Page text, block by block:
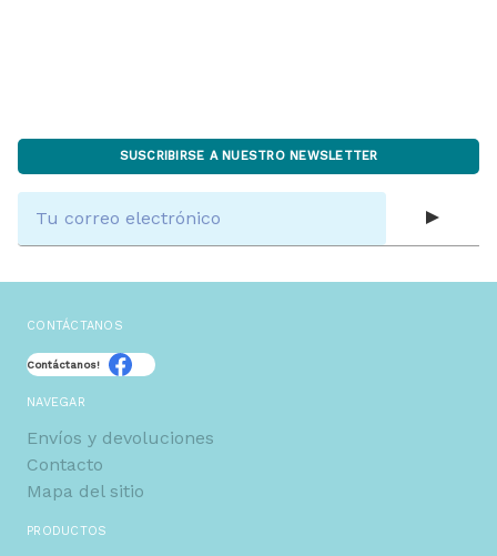
SUSCRIBIRSE A NUESTRO NEWSLETTER
electrónico
CONTÁCTANOS
Contáctanos!
NAVEGAR
Envíos y devoluciones
Contacto
Mapa del sitio
PRODUCTOS